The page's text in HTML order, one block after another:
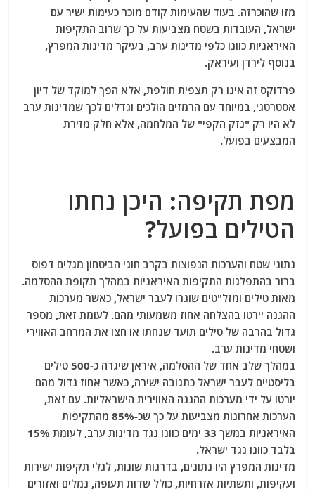
s
A
p
p
g
ra
m
l
er
e
b
o
o
k
מזו שהוכרזה. בעוד שהעימות קודם מוכר כעימות ישיר עם
ישראל, העובדות בשטח מצביעות על כך שרוב התקיפות
האיראניות כוונו כלפי מדינות ערב, בעיקר מדינות המפרץ,
בנוסף לירדן ועיראק.
פרדוקס זה אינו רק תצפית חולפת, אלא הפך למוקד של דיון
אסטרטגי, במיוחד עם הרמזים הולכים וגדלים לכך שמדינות ערב
לא היו רק "נזק הקפי" של המלחמה, אלא חלק מזירת
המבצעים בפועל.
מפת תקיפה: היכן נחתו
הטילים בפועל?
נתוני שטח והערכות הנפוצות בקרב חוגי הביטחון מגלים דפוס
ברור בהתפלגות התקיפות האיראניות במהלך תקופת ההסלמה.
מאות טילים ומזל"טים שוגרו לעבר ישראל, כאשר מערכות
ההגנה יירטו בהצלחה אחוז משמעותי מהם. לעומת זאת, מספר
גדול בהרבה של טילים תועד שנחתו או חצו את המרחב האווירי
ושטחי מדינות ערב.
במהלך שלב אחד של ההסלמה, איראן שיגרה כ-500 טילים
בליסטיים לעבר ישראל כתגובה ישירה, כאשר אחוז גדול מהם
יורטו על ידי מערכות ההגנה האווירית הישראליות. עם זאת,
הערכות אחרונות מצביעות על כך שכ-85% מהתקיפות
האיראניות במשך 33 ימים כוונו נגד מדינות ערב, לעומת 15%
בלבד כוונו נגד ישראל.
מדינות המפרץ היו נתונים, בדרגות שונות, לגלי תקיפות ישירות
ועקיפות, ותשתיות אזרחיות, כולל שדות תעופה, נמלים ואזורים